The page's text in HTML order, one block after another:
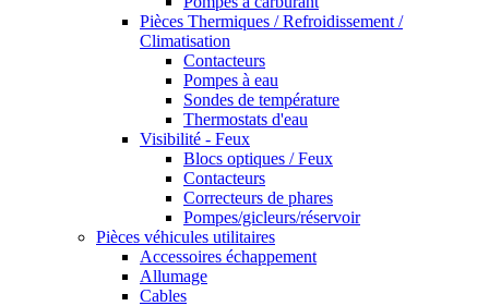
Pièces Thermiques / Refroidissement /
Climatisation
Contacteurs
Pompes à eau
Sondes de température
Thermostats d'eau
Visibilité - Feux
Blocs optiques / Feux
Contacteurs
Correcteurs de phares
Pompes/gicleurs/réservoir
Pièces véhicules utilitaires
Accessoires échappement
Allumage
Cables